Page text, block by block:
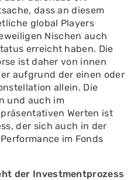
dass an diesem
global Players
Nischen auch
erreicht haben. Die
ist daher von innen
aufgrund der einen oder
allein. Die
und auch im
Werten ist
der sich auch in der
im Fonds
der Investmentprozess